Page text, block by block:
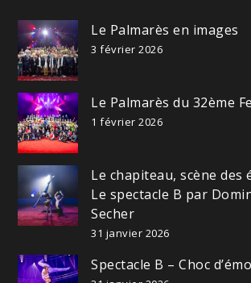
Le Palmarès en images
3 février 2026
Le Palmarès du 32ème
1 février 2026
Le chapiteau, scène des
Le spectacle B par
Secher
31 janvier 2026
Spectacle B – Choc